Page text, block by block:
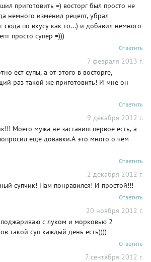
приготовить =) восторг был просто не
немного изменил рецепт, убрал
сюда по вкусу как то...) и добавил немного
просто супер =)))
Ответить
7 февраля 2013 г.
ест супы, а от этого в восторге,
раз такой же приготовить! И мне он
Ответить
9 декабря 2012 г.
Моего мужа не заставиш первое есть, а
еще довавки.А это много о чем
Ответить
2 декабря 2012 г.
супчик! Нам понравился! И простой!!!
Ответить
20 ноября 2012 г.
с луком и морковью 2
такой суп каждый день есть))))
Ответить
7 сентября 2012 г.